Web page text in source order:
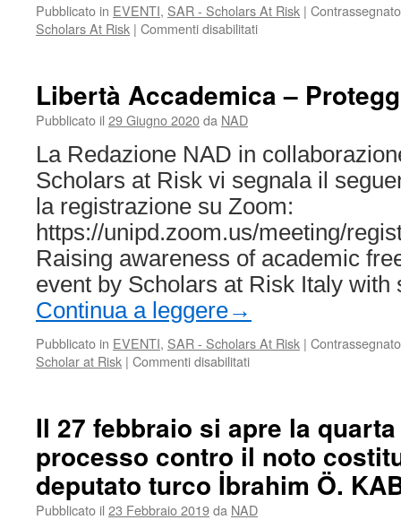
Pubblicato in EVENTI, SAR - Scholars At Risk | Contrassegnato
Scholars At Risk | Commenti disabilitatisu
Age
Structural
Epistemological
Challenges
of
Knowledge
Production
in
Neoliberal
Libertà Accademica –
Pubblicato il 29 Giugno 2020da NAD
La Redazione NAD in
Scholars at Risk vi segnala il
la registrazione su Zoom:
https://unipd.zoom.us/meeting/
Raising awareness of academic
event by Scholars at Risk Italy
Continua a leggere→
Pubblicato in EVENTI, SAR - Scholars At Risk | Contrassegnato
Scholar at Risk | Commenti disabilitatisu
Proteggiamola
Il 27 febbraio si apre la
processo contro il noto
deputato turco İbrahim Ö.
Pubblicato il 23 Febbraio 2019da NAD